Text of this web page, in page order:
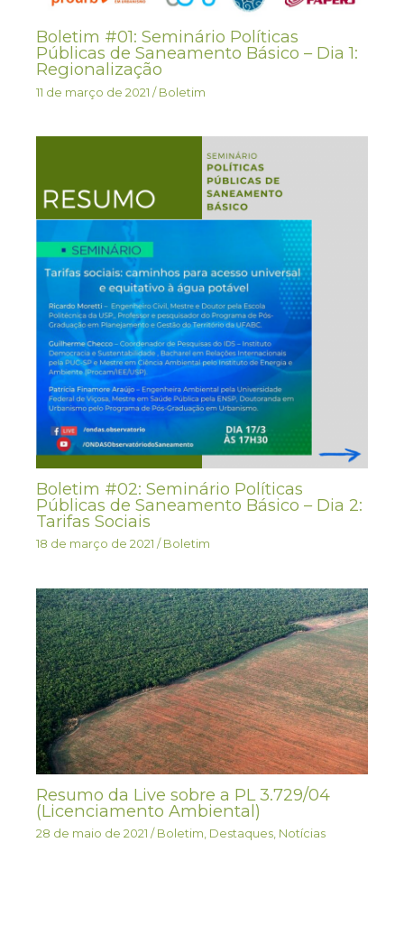
Boletim #01: Seminário Políticas
Públicas de Saneamento Básico – Dia 1:
Regionalização
11 de março de 2021/ Boletim
Boletim #02: Seminário Políticas
Públicas de Saneamento Básico – Dia 2:
Tarifas Sociais
18 de março de 2021/ Boletim
Resumo da Live sobre a PL 3.729/04
(Licenciamento Ambiental)
28 de maio de 2021/ Boletim, Destaques, Notícias